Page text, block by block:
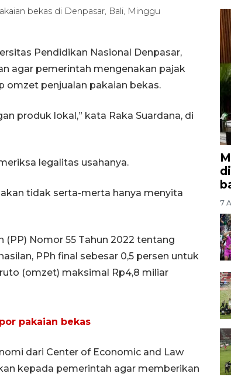
bekas di Denpasar, Bali, Minggu
Pendidikan Nasional Denpasar,
agar pemerintah mengenakan pajak
omzet penjualan pakaian bekas.
produk lokal,” kata Raka Suardana, di
legalitas usahanya.
tidak serta-merta hanya menyita
Nomor 55 Tahun 2022 tentang
PPh final sebesar 0,5 persen untuk
(omzet) maksimal Rp4,8 miliar
pakaian bekas
dari Center of Economic and Law
kepada pemerintah agar memberikan
7